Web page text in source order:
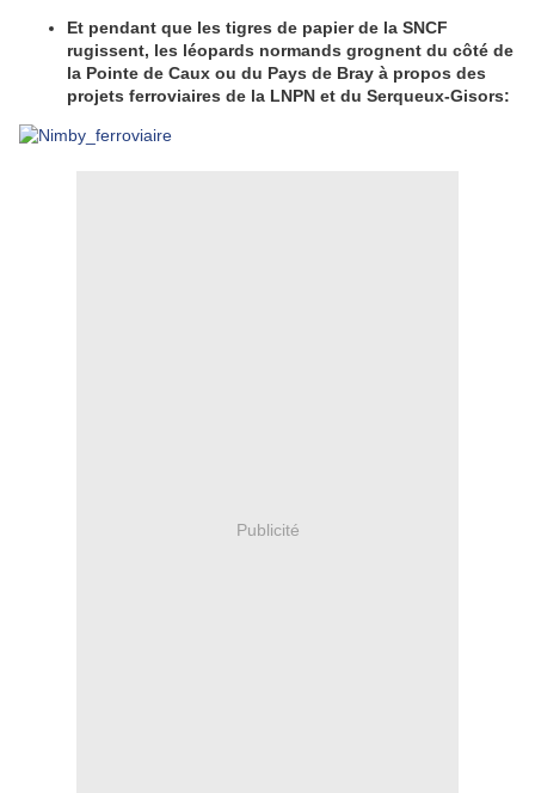
Et pendant que les tigres de papier de la SNCF
rugissent, les léopards normands grognent du côté de
la Pointe de Caux ou du Pays de Bray à propos des
projets ferroviaires de la LNPN et du Serqueux-Gisors:
Publicité